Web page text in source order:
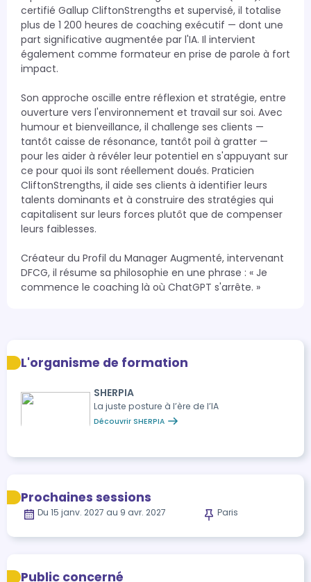
certifié Gallup CliftonStrengths et supervisé, il totalise
plus de 1 200 heures de coaching exécutif — dont une
part significative augmentée par l'IA. Il intervient
également comme formateur en prise de parole à fort
impact.
Son approche oscille entre réflexion et stratégie, entre
ouverture vers l'environnement et travail sur soi. Avec
humour et bienveillance, il challenge ses clients —
tantôt caisse de résonance, tantôt poil à gratter —
pour les aider à révéler leur potentiel en s'appuyant sur
ce pour quoi ils sont réellement doués. Praticien
CliftonStrengths, il aide ses clients à identifier leurs
talents dominants et à construire des stratégies qui
capitalisent sur leurs forces plutôt que de compenser
leurs faiblesses.
Créateur du Profil du Manager Augmenté, intervenant
DFCG, il résume sa philosophie en une phrase : « Je
commence le coaching là où ChatGPT s'arrête. »
L'organisme de formation
SHERPIA
La juste posture à l’ère de l’IA
Découvrir SHERPIA
Prochaines sessions
Du 15 janv. 2027 au 9 avr. 2027 Paris
Public concerné